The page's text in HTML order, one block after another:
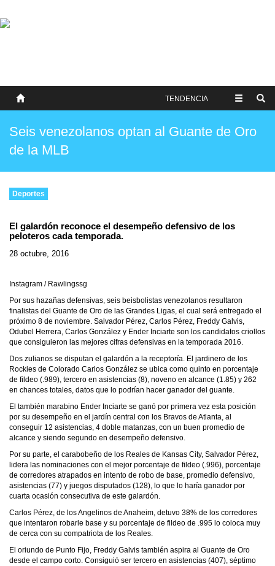
SOBRE NOSOTROS
TENDENCIA
Seis venezolanos optan al Guante de Oro
de la MLB
Deportes
El galardón reconoce el desempeño defensivo de los
peloteros cada temporada.
28 octubre, 2016
Instagram / Rawlingssg
Por sus hazañas defensivas, seis beisbolistas venezolanos resultaron
finalistas del Guante de Oro de las Grandes Ligas, el cual será entregado el
próximo 8 de noviembre. Salvador Pérez, Carlos Pérez, Freddy Galvis,
Odubel Herrera, Carlos González y Ender Inciarte son los candidatos criollos
que consiguieron las mejores cifras defensivas en la temporada 2016.
Dos zulianos se disputan el galardón a la receptoría. El jardinero de los
Rockies de Colorado Carlos González se ubica como quinto en porcentaje
de fildeo (.989), tercero en asistencias (8), noveno en alcance (1.85) y 262
en chances totales, datos que lo podrían hacer ganador del guante.
El también marabino Ender Inciarte se ganó por primera vez esta posición
por su desempeño en el jardín central con los Bravos de Atlanta, al
conseguir 12 asistencias, 4 doble matanzas, con un buen promedio de
alcance y siendo segundo en desempeño defensivo.
Por su parte, el carabobeño de los Reales de Kansas City, Salvador Pérez,
lidera las nominaciones con el mejor porcentaje de fildeo (.996), porcentaje
de corredores atrapados en intento de robo de base, promedio defensivo,
asistencias (77) y juegos disputados (128), lo que lo haría ganador por
cuarta ocasión consecutiva de este galardón.
Carlos Pérez, de los Angelinos de Anaheim, detuvo 38% de los corredores
que intentaron robarle base y su porcentaje de fildeo de .995 lo coloca muy
de cerca con su compatriota de los Reales.
El oriundo de Punto Fijo, Freddy Galvis también aspira al Guante de Oro
desde el campo corto. Consiguió ser tercero en asistencias (407), séptimo